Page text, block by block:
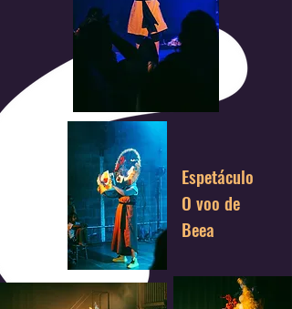
Espetáculo
O voo de
Beea